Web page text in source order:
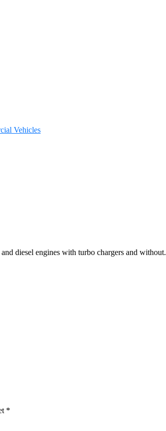
Vehicles
diesel engines with turbo chargers and without.
*